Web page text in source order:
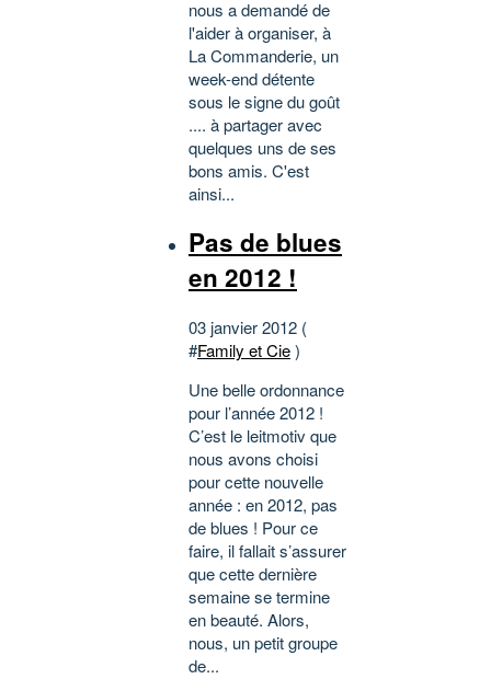
nous a demandé de
l'aider à organiser, à
La Commanderie, un
week-end détente
sous le signe du goût
.... à partager avec
quelques uns de ses
bons amis. C'est
ainsi...
Pas de blues
en 2012 !
03 janvier 2012 (
#Family et Cie)
Une belle ordonnance
pour l’année 2012 !
C’est le leitmotiv que
nous avons choisi
pour cette nouvelle
année : en 2012, pas
de blues ! Pour ce
faire, il fallait s’assurer
que cette dernière
semaine se termine
en beauté. Alors,
nous, un petit groupe
de...